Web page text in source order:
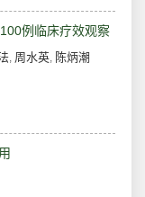
例临床疗效观察
, 周水英, 陈炳潮